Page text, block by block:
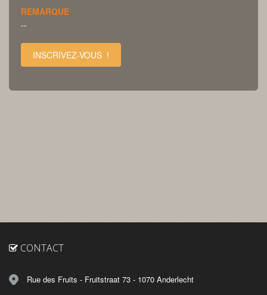
REMARQUE
--
INSCRIVEZ-VOUS !
CONTACT
Rue des Fruits - Fruitstraat 73 - 1070 Anderlecht